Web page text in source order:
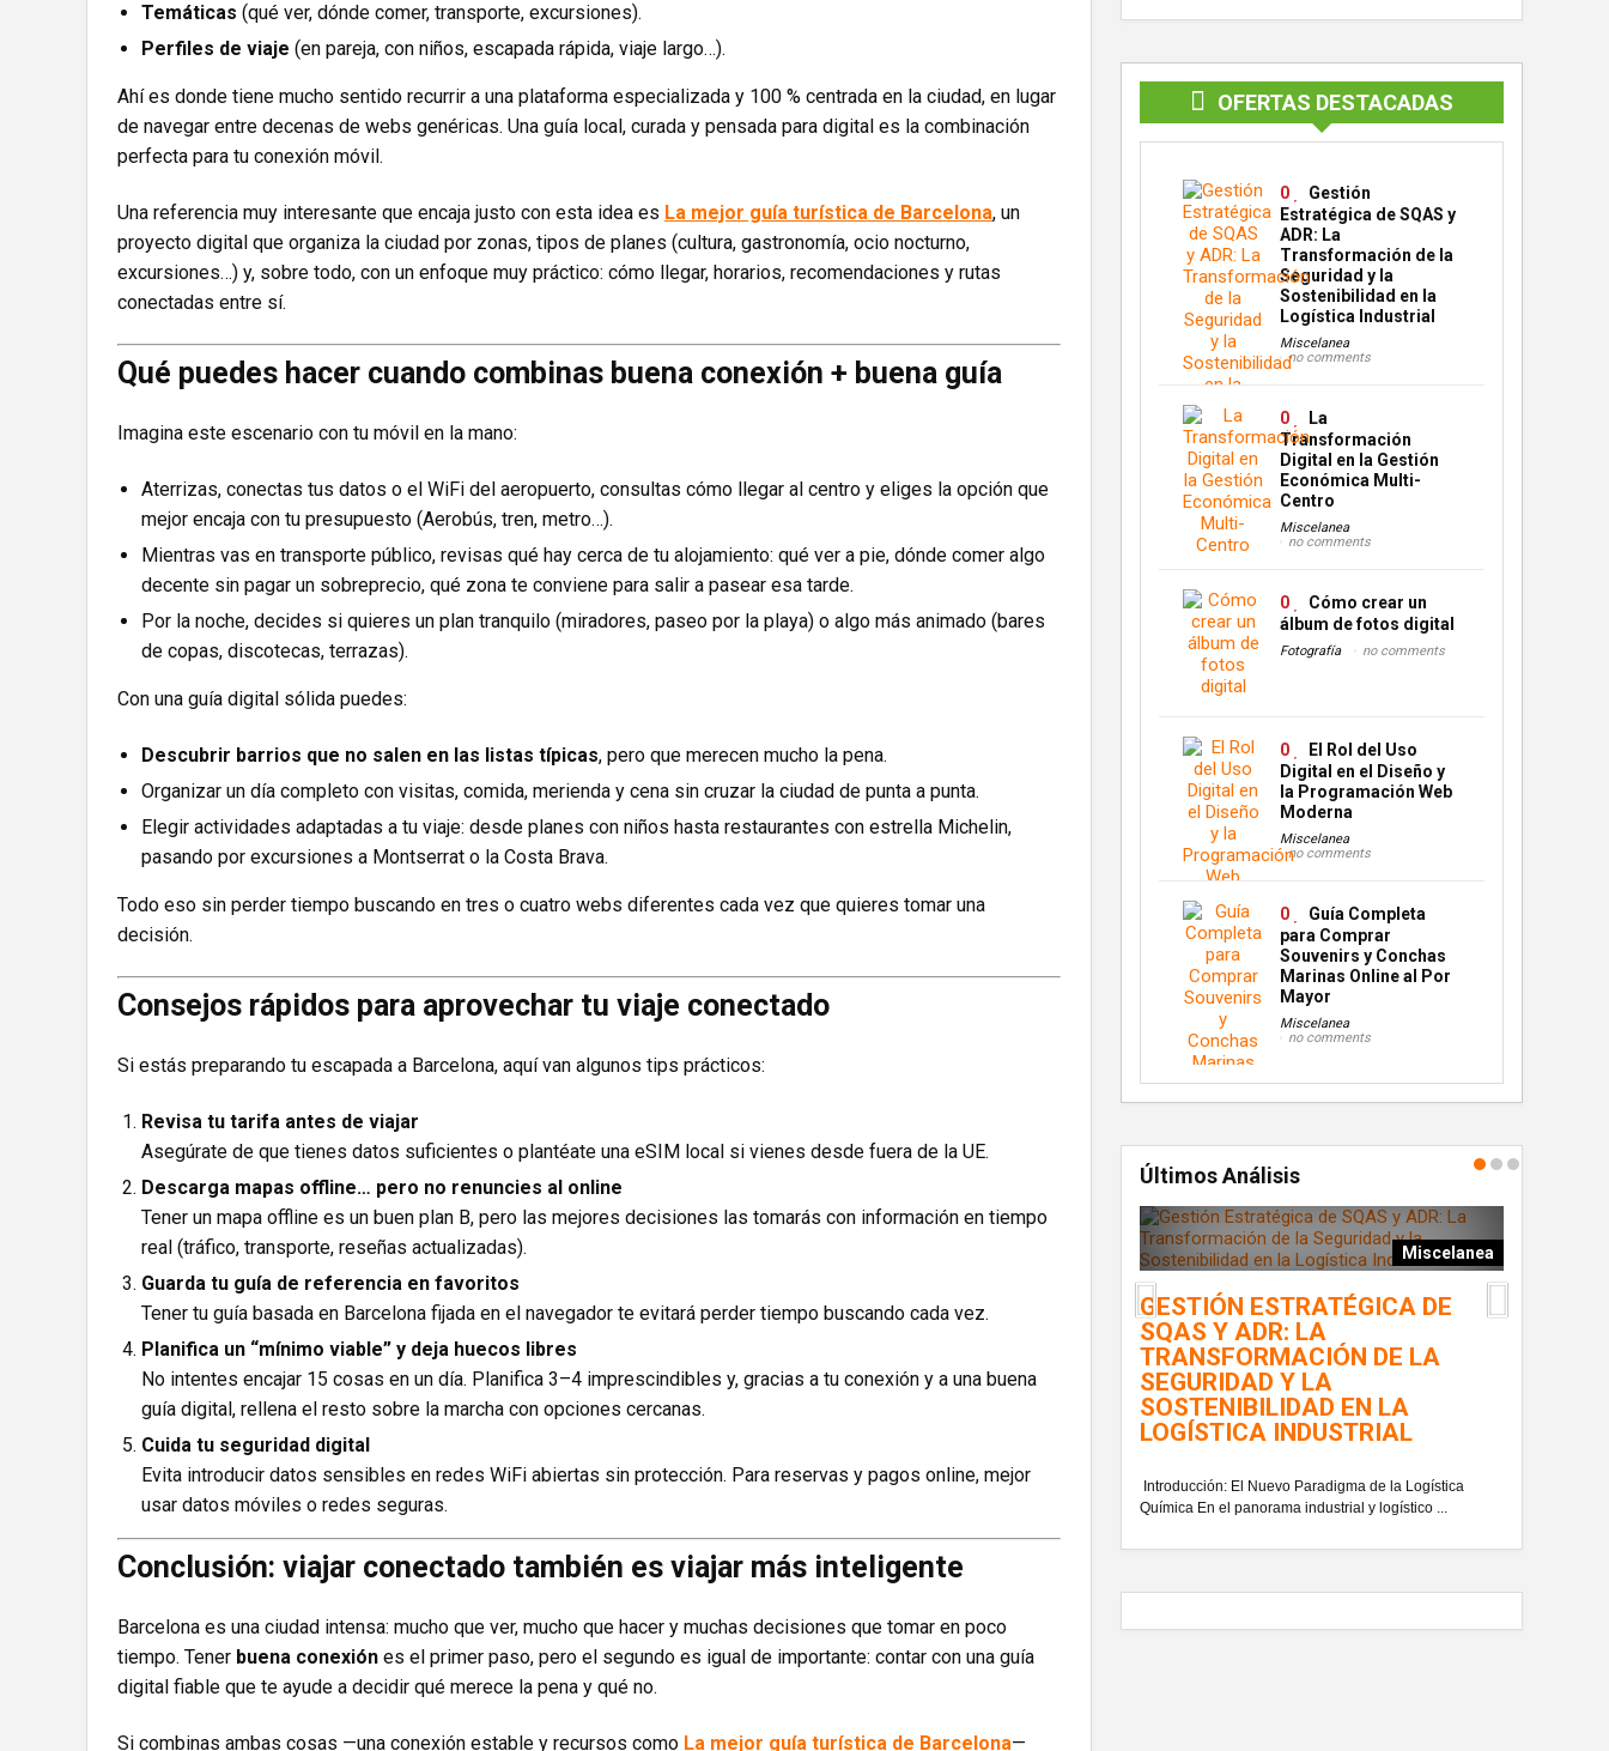
Temáticas (qué ver, dónde comer, transporte, excursiones).
Perfiles de viaje (en pareja, con niños, escapada rápida, viaje largo…).
Ahí es donde tiene mucho sentido recurrir a una plataforma especializada y 100 % centrada en la ciudad, en lugar
de navegar entre decenas de webs genéricas. Una guía local, curada y pensada para digital es la combinación
perfecta para tu conexión móvil.
Una referencia muy interesante que encaja justo con esta idea es La mejor guía turística de Barcelona, un
proyecto digital que organiza la ciudad por zonas, tipos de planes (cultura, gastronomía, ocio nocturno,
excursiones…) y, sobre todo, con un enfoque muy práctico: cómo llegar, horarios, recomendaciones y rutas
conectadas entre sí.
Qué puedes hacer cuando combinas buena conexión + buena guía
Imagina este escenario con tu móvil en la mano:
Aterrizas, conectas tus datos o el WiFi del aeropuerto, consultas cómo llegar al centro y eliges la opción que
mejor encaja con tu presupuesto (Aerobús, tren, metro…).
Mientras vas en transporte público, revisas qué hay cerca de tu alojamiento: qué ver a pie, dónde comer algo
decente sin pagar un sobreprecio, qué zona te conviene para salir a pasear esa tarde.
Por la noche, decides si quieres un plan tranquilo (miradores, paseo por la playa) o algo más animado (bares
de copas, discotecas, terrazas).
Con una guía digital sólida puedes:
Descubrir barrios que no salen en las listas típicas, pero que merecen mucho la pena.
Organizar un día completo con visitas, comida, merienda y cena sin cruzar la ciudad de punta a punta.
Elegir actividades adaptadas a tu viaje: desde planes con niños hasta restaurantes con estrella Michelin,
pasando por excursiones a Montserrat o la Costa Brava.
Todo eso sin perder tiempo buscando en tres o cuatro webs diferentes cada vez que quieres tomar una
decisión.
Consejos rápidos para aprovechar tu viaje conectado
Si estás preparando tu escapada a Barcelona, aquí van algunos tips prácticos:
Revisa tu tarifa antes de viajar
Asegúrate de que tienes datos suficientes o plantéate una eSIM local si vienes desde fuera de la UE.
Descarga mapas offline… pero no renuncies al online
Tener un mapa offline es un buen plan B, pero las mejores decisiones las tomarás con información en tiempo
real (tráfico, transporte, reseñas actualizadas).
Guarda tu guía de referencia en favoritos
Tener tu guía basada en Barcelona fijada en el navegador te evitará perder tiempo buscando cada vez.
Planifica un “mínimo viable” y deja huecos libres
No intentes encajar 15 cosas en un día. Planifica 3–4 imprescindibles y, gracias a tu conexión y a una buena
guía digital, rellena el resto sobre la marcha con opciones cercanas.
Cuida tu seguridad digital
Evita introducir datos sensibles en redes WiFi abiertas sin protección. Para reservas y pagos online, mejor
usar datos móviles o redes seguras.
Conclusión: viajar conectado también es viajar más inteligente
Barcelona es una ciudad intensa: mucho que ver, mucho que hacer y muchas decisiones que tomar en poco
tiempo. Tener buena conexión es el primer paso, pero el segundo es igual de importante: contar con una guía
digital fiable que te ayude a decidir qué merece la pena y qué no.
Si combinas ambas cosas —una conexión estable y recursos como La mejor guía turística de Barcelona—
OFERTAS DESTACADAS
0
Gestión
Estratégica de SQAS y
ADR: La
Transformación de la
Seguridad y la
Sostenibilidad en la
Logística Industrial
Miscelanea
no comments
0
La
Transformación
Digital en la Gestión
Económica Multi-
Centro
Miscelanea
no comments
0
Cómo crear un
álbum de fotos digital
Fotografía no comments
0
El Rol del Uso
Digital en el Diseño y
la Programación Web
Moderna
Miscelanea
no comments
0
Guía Completa
para Comprar
Souvenirs y Conchas
Marinas Online al Por
Mayor
Miscelanea
no comments
Últimos Análisis
Fotografía
Miscelanea
GESTIÓN ESTRATÉGICA DE
SQAS Y ADR: LA
TRANSFORMACIÓN DE LA
SEGURIDAD Y LA
SOSTENIBILIDAD EN LA
LOGÍSTICA INDUSTRIAL
Introducción: El Nuevo Paradigma de la Logística
Química En el panorama industrial y logístico ...
LA
EN LA